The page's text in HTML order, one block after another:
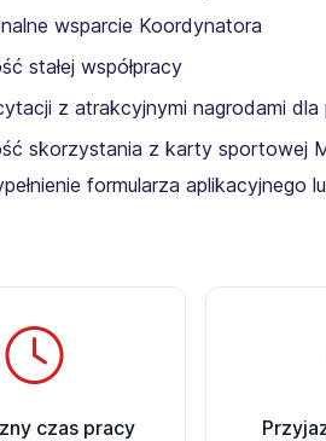
wsparcie Koordynatora
stałej współpracy
z atrakcyjnymi nagrodami
skorzystania z karty sportowej
formularza
czas pracy